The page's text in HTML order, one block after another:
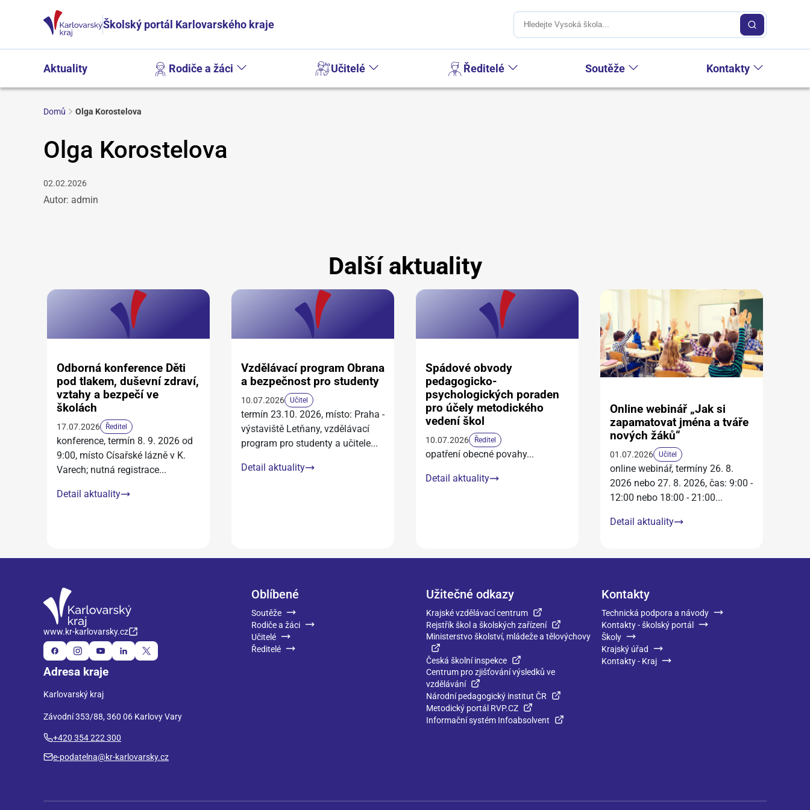
Školský portál Karlovarského kraje
Aktuality Rodiče a žáci Učitelé Ředitelé Soutěže Kontakty
Domů Olga Korostelova
Olga Korostelova
02.02.2026
Autor: admin
Další aktuality
Odborná konference Děti
pod tlakem, duševní zdraví,
vztahy a bezpečí ve
školách
17.07.2026 Ředitel
konference, termín 8. 9. 2026 od
9:00, místo Císařské lázně v K.
Varech; nutná registrace...
Detail aktuality
Vzdělávací program Obrana
a bezpečnost pro studenty
10.07.2026 Učitel
termín 23.10. 2026, místo: Praha -
výstaviště Letňany, vzdělávací
program pro studenty a učitele...
Detail aktuality
Spádové obvody
pedagogicko-
psychologických poraden
pro účely metodického
vedení škol
10.07.2026 Ředitel
opatření obecné povahy...
Detail aktuality
Online webinář „Jak si
zapamatovat jména a tváře
nových žáků“
01.07.2026 Učitel
online webinář, termíny 26. 8.
2026 nebo 27. 8. 2026, čas: 9:00 -
12:00 nebo 18:00 - 21:00...
Detail aktuality
www.kr-karlovarsky.cz
Adresa kraje
Karlovarský kraj
Závodní 353/88, 360 06 Karlovy Vary
+420 354 222 300
e-podatelna@kr-karlovarsky.cz
Oblíbené
Soutěže
Rodiče a žáci
Učitelé
Ředitelé
Užitečné odkazy
Krajské vzdělávací centrum
Rejstřík škol a školských zařízení
Ministerstvo školství, mládeže a tělovýchovy
Česká školní inspekce
Centrum pro zjišťování výsledků ve
vzdělávání
Národní pedagogický institut ČR
Metodický portál RVP.CZ
Informační systém Infoabsolvent
Kontakty
Technická podpora a návody
Kontakty - školský portál
Školy
Krajský úřad
Kontakty - Kraj